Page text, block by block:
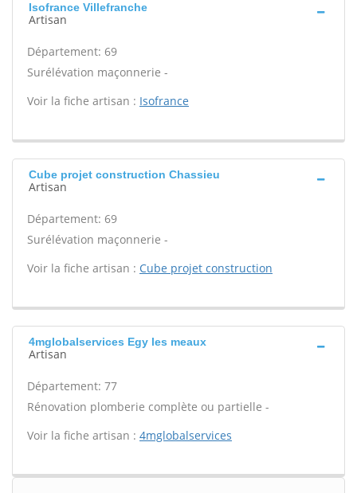
Isofrance Villefranche
Artisan
Département: 69
Surélévation maçonnerie -
Voir la fiche artisan : Isofrance
Cube projet construction Chassieu
Artisan
Département: 69
Surélévation maçonnerie -
Voir la fiche artisan : Cube projet construction
4mglobalservices Egy les meaux
Artisan
Département: 77
Rénovation plomberie complète ou partielle -
Voir la fiche artisan : 4mglobalservices